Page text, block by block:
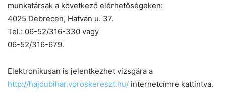
munkatársak a következő elérhetőségeken:
4025 Debrecen, Hatvan u. 37.
Tel.: 06-52/316-330 vagy
06-52/316-679.
Elektronikusan is jelentkezhet vizsgára a
http://hajdubihar.voroskereszt.hu/ internetcímre kattintva.